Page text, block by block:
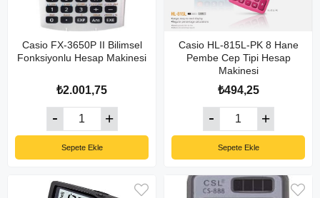
Casio FX-3650P II Bilimsel
Fonksiyonlu Hesap Makinesi
₺2.001,75
Sepete Ekle
Casio HL-815L-PK 8 Hane
Pembe Cep Tipi Hesap
Makinesi
₺494,25
Sepete Ekle